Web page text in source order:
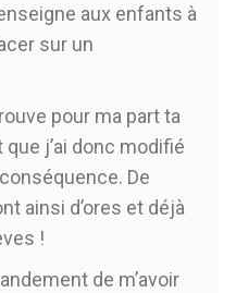
aux enfants à
sur un
pour ma part ta
j’ai donc modifié
De
ainsi d’ores et déjà
!
de m’avoir